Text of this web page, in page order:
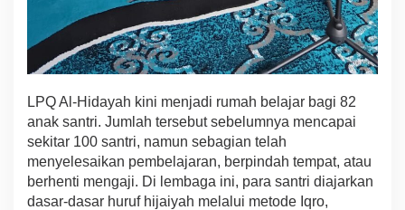
LPQ Al-Hidayah kini menjadi rumah belajar bagi 82
anak santri. Jumlah tersebut sebelumnya mencapai
sekitar 100 santri, namun sebagian telah
menyelesaikan pembelajaran, berpindah tempat, atau
berhenti mengaji. Di lembaga ini, para santri diajarkan
dasar-dasar huruf hijaiyah melalui metode Iqro,